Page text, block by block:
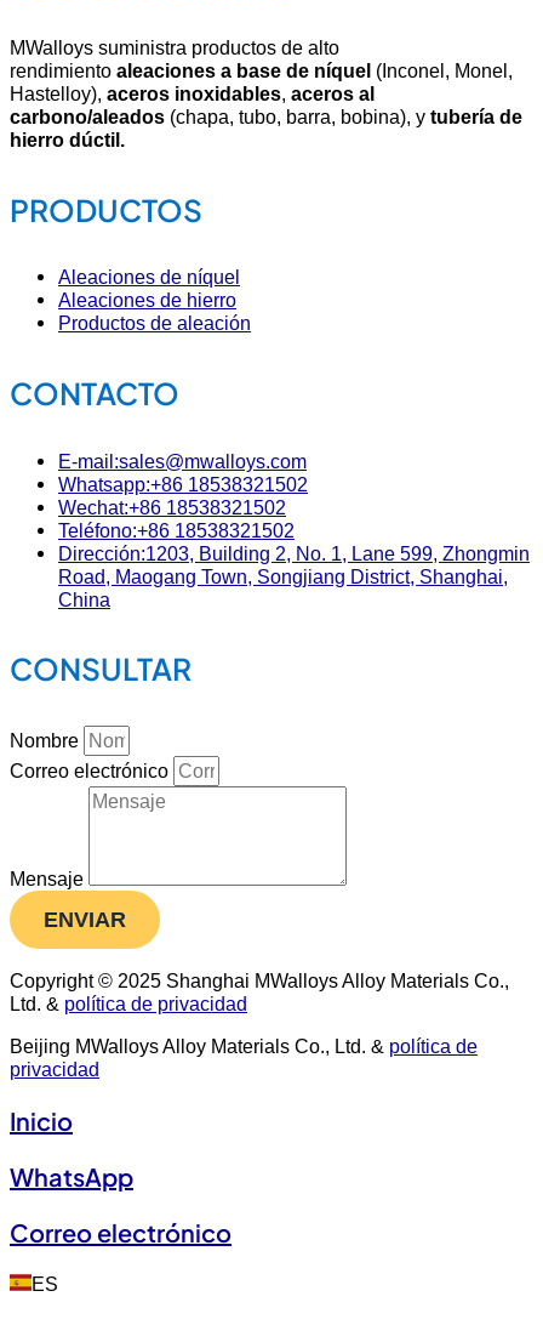
MWalloys suministra productos de alto
rendimiento aleaciones a base de níquel (Inconel, Monel,
Hastelloy), aceros inoxidables, aceros al
carbono/aleados (chapa, tubo, barra, bobina), y tubería de
hierro dúctil.
PRODUCTOS
Aleaciones de níquel
Aleaciones de hierro
Productos de aleación
CONTACTO
E-mail:sales@mwalloys.com
Whatsapp:+86 18538321502
Wechat:+86 18538321502
Teléfono:+86 18538321502
Dirección:1203, Building 2, No. 1, Lane 599, Zhongmin
Road, Maogang Town, Songjiang District, Shanghai,
China
CONSULTAR
Nombre
Correo electrónico
Mensaje
ENVIAR
Copyright © 2025 Shanghai MWalloys Alloy Materials Co.,
Ltd. & política de privacidad
Beijing MWalloys Alloy Materials Co., Ltd. & política de
privacidad
Inicio
WhatsApp
Correo electrónico
ES